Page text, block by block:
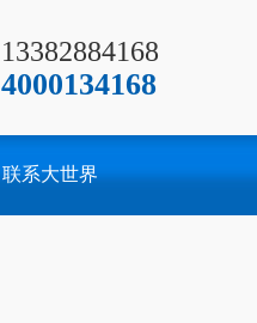
13382884168
4000134168
联系大世界